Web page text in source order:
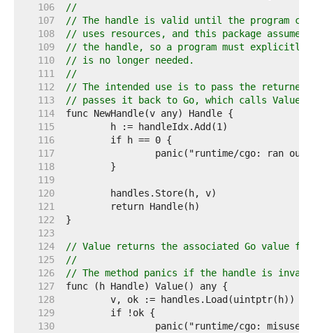
   106
//
   107
// The handle is valid until the program
   108
// uses resources, and this package
   109
// the handle, so a program must explicitly
   110
// is no longer needed.
   111
//
   112
// The intended use is to pass the returned
   113
// passes it back to Go, which calls Value.
   114
   115
   116
   117
   118
   119
   120
   121
   122
   123
   124
// Value returns the associated Go value
   125
//
   126
// The method panics if the handle is
   127
   128
   129
   130